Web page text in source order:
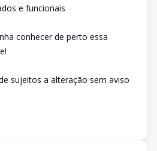
e funcionais
conhecer de perto essa
sujeitos a alteração sem aviso